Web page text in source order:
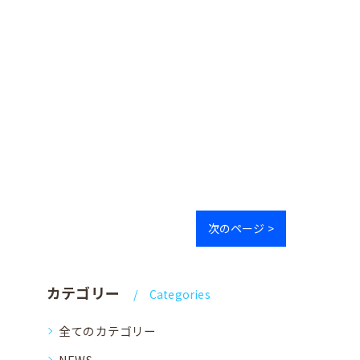
次のページ >
カテゴリー Categories
全てのカテゴリー